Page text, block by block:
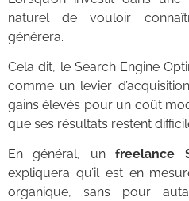
naturel de vouloir
générera.
Cela dit, le Search Engine
comme un levier
gains élevés pour un coût
que ses résultats restent
En général, unfreelance
expliquera qu’il est en
organique, sans pour